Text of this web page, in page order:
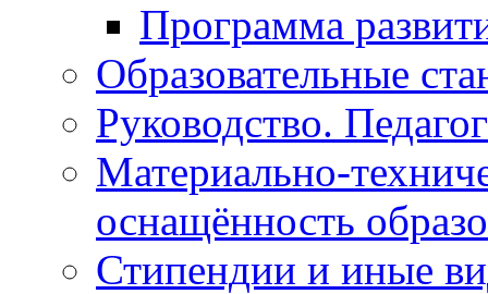
Программа
Образовательные
Руководство.
Материально-
оснащённость
Стипендии и иные